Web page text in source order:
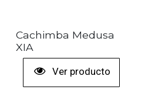
Cachimba Medusa
XIA
Ver producto